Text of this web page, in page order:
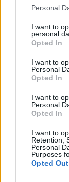
Please note
not limited to
grant or deny
use your data
consent section.
Personal
I want to
personal
Opted In
I want to
Personal
Opted In
I want to
Personal
Opted In
I want to
Retention,
Personal
Purposes
Opted Out
ofrece
explorar,
bicicleta es
descubierta